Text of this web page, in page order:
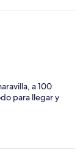
a 100
para llegar y